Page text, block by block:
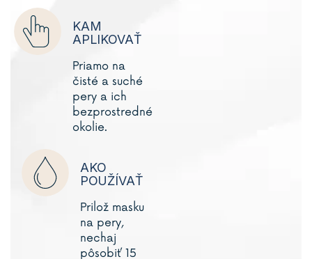
KAM
APLIKOVAŤ
Priamo na
čisté a suché
pery a ich
bezprostredné
okolie.
AKO
POUŽÍVAŤ
Prilož masku
na pery,
nechaj
pôsobiť 15